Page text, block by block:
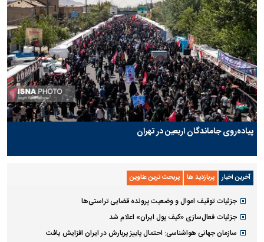
پیاده‌روی جاماندگان اربعین در تهران
آخرین اخبار پربازدید ها پربحث ترین عناوین
جزئیات توقیف اموال و وضعیت پرونده قضایی تراستی‌ها
جزئیات فعال‌سازی «کیف پول ایران» اعلام شد
سازمان جهانی هواشناسی: احتمال پاییز پربارش در ایران افزایش یافت